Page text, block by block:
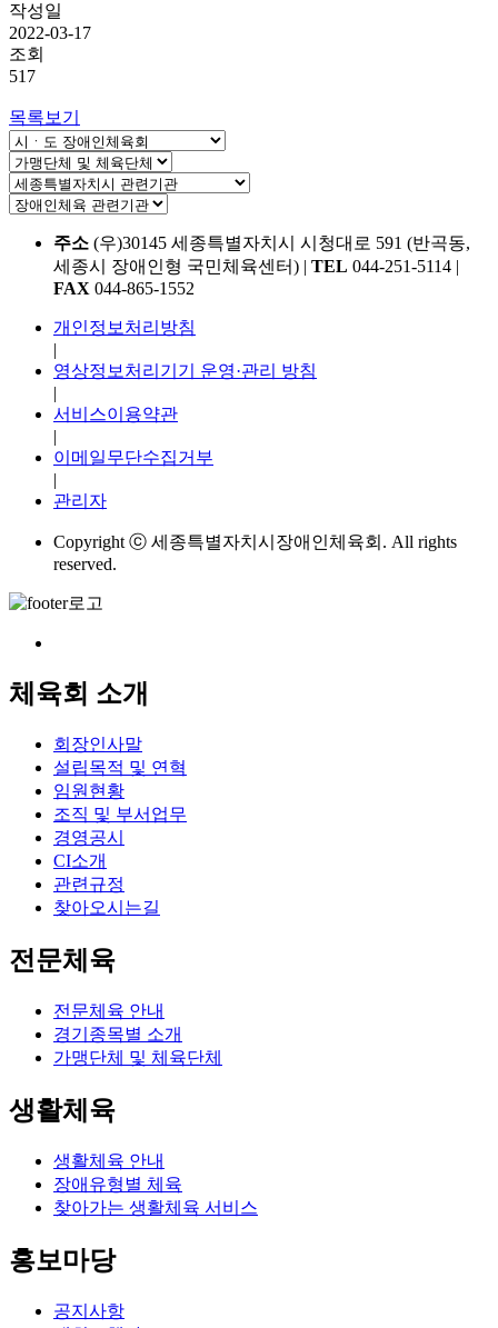
작성일
2022-03-17
조회
517
목록보기
주소 (우)30145 세종특별자치시 시청대로 591 (반곡동,
세종시 장애인형 국민체육센터) | TEL 044-251-5114 |
FAX 044-865-1552
개인정보처리방침
|
영상정보처리기기 운영·관리 방침
|
서비스이용약관
|
이메일무단수집거부
|
관리자
Copyright ⓒ 세종특별자치시장애인체육회. All rights
reserved.
체육회 소개
회장인사말
설립목적 및 연혁
임원현황
조직 및 부서업무
경영공시
CI소개
관련규정
찾아오시는길
전문체육
전문체육 안내
경기종목별 소개
가맹단체 및 체육단체
생활체육
생활체육 안내
장애유형별 체육
찾아가는 생활체육 서비스
홍보마당
공지사항